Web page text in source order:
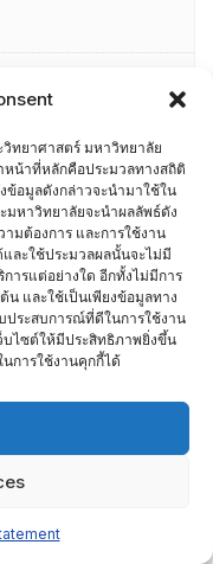
ทยาศาสตร์ มหาวิทยาลัย
น้าที่หลักคือประมวลทางสถิติ
ข้อมูลดังกล่าวจะนำมาใช้ใน
มหาวิทยาลัยจะนำผลลัพธ์ดัง
มต้องการ และการใช้งาน
ละใช้ประมวลผลนั้นจะไม่มี
ารแต่อย่างใด อีกทั้งไม่มีการ
น และใช้เป็นเพียงข้อมูลทาง
ประสบการณ์ที่ดีในการใช้งาน
บไซต์ให้มีประสิทธิภาพยิ่งขึ้น
นการใช้งานคุกกี้ได้
านการอบรมด้านพัฒนา
2562